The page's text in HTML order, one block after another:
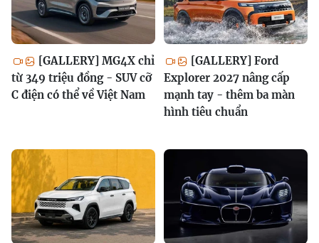
[GALLERY] MG4X chỉ
từ 349 triệu đồng - SUV cỡ
C điện có thể về Việt Nam
[GALLERY] Ford
Explorer 2027 nâng cấp
mạnh tay - thêm ba màn
hình tiêu chuẩn